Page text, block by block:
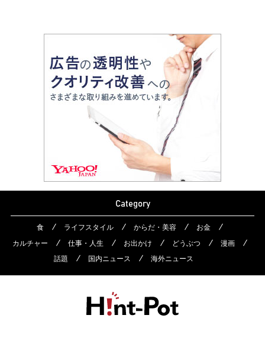
Category
食 ライフスタイル からだ・美容
お金
カルチャー
仕事・人生 お出かけ どうぶつ
漫画
話題
国内ニュース 海外ニュース